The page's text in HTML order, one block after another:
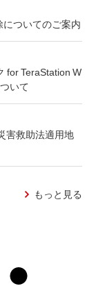
ついてのご案内
for TeraStation W
いて
害救助法適用地
もっと見る